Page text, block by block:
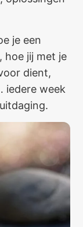
je een
hoe jij met je
dient,
iedere week